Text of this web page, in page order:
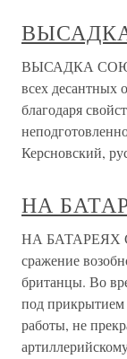
ВЫСАДКА
всех десантных
благодаря
Керсновский,
НА
НА БАТАРЕЯХ
сражение
британцы. Во
под прикрытием
работы, не